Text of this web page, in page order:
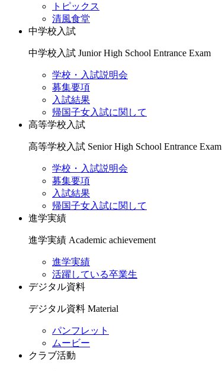
トピックス
清風食堂
中学校入試
中学校入試 Junior High School Entrance Exam
学校・入試説明会
募集要項
入試結果
帰国子女入試に関して
高等学校入試
高等学校入試 Senior High School Entrance Exam
学校・入試説明会
募集要項
入試結果
帰国子女入試に関して
進学実績
進学実績 Academic achievement
進学実績
活躍している卒業生
デジタル資料
デジタル資料 Material
パンフレット
ムービー
クラブ活動